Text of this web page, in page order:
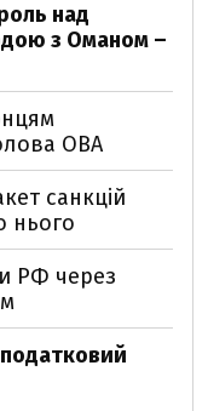
над
з Оманом –
ОВА
санкцій
нього
РФ через